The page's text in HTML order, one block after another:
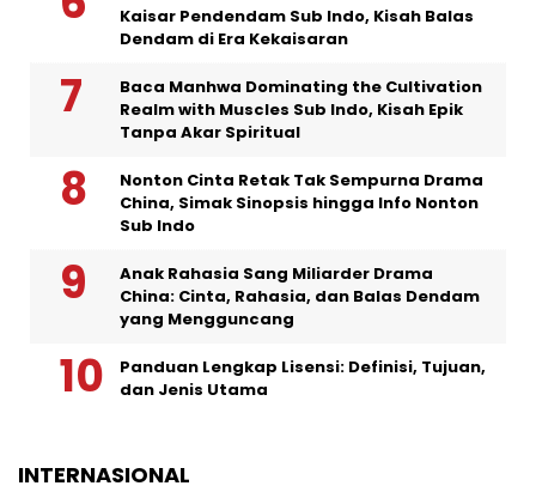
Kaisar Pendendam Sub Indo, Kisah Balas
Dendam di Era Kekaisaran
Baca Manhwa Dominating the Cultivation
Realm with Muscles Sub Indo, Kisah Epik
Tanpa Akar Spiritual
Nonton Cinta Retak Tak Sempurna Drama
China, Simak Sinopsis hingga Info Nonton
Sub Indo
Anak Rahasia Sang Miliarder Drama
China: Cinta, Rahasia, dan Balas Dendam
yang Mengguncang
Panduan Lengkap Lisensi: Definisi, Tujuan,
dan Jenis Utama
INTERNASIONAL